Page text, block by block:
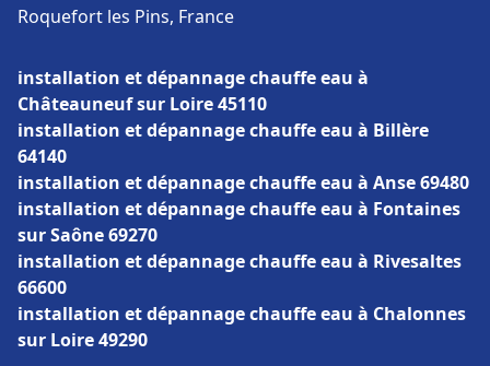
Roquefort les Pins, France
installation et dépannage chauffe eau à
Châteauneuf sur Loire 45110
installation et dépannage chauffe eau à Billère
64140
installation et dépannage chauffe eau à Anse 69480
installation et dépannage chauffe eau à Fontaines
sur Saône 69270
installation et dépannage chauffe eau à Rivesaltes
66600
installation et dépannage chauffe eau à Chalonnes
sur Loire 49290